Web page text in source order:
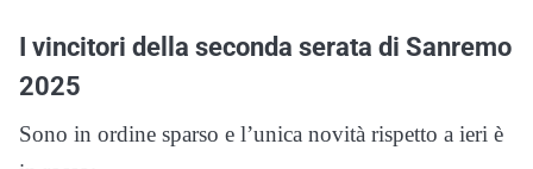
I vincitori della seconda serata di Sanremo
2025
Sono in ordine sparso e l’unica novità rispetto a ieri è